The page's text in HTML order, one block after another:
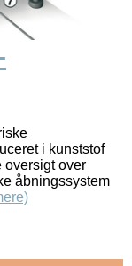
i kunststof
oversigt over
åbningssystem